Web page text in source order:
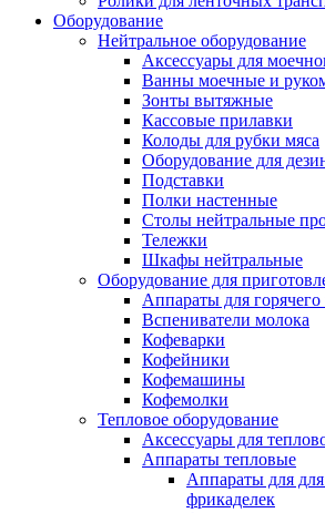
Оборудование
Нейтральное оборудование
Аксессуары для
Ванны моечные и
Зонты вытяжные
Кассовые прилавки
Колоды для рубки мяса
Оборудование для
Подставки
Полки настенные
Столы нейтральные
Тележки
Шкафы нейтральные
Оборудование для
Аппараты для
Вспениватели молока
Кофеварки
Кофейники
Кофемашины
Кофемолки
Тепловое оборудование
Аксессуары для
Аппараты тепловые
Аппараты для
фрикаделек